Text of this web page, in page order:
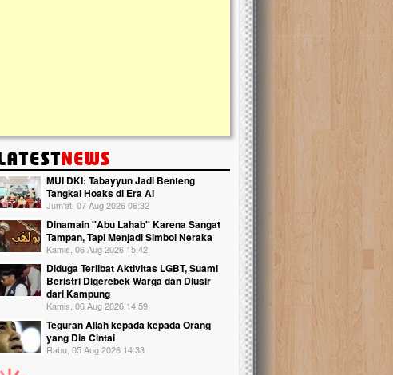
MUI DKI: Tabayyun Jadi Benteng
Tangkal Hoaks di Era AI
Jum'at, 07 Aug 2026 06:32
Dinamain ''Abu Lahab'' Karena Sangat
Tampan, Tapi Menjadi Simbol Neraka
Kamis, 06 Aug 2026 15:42
Diduga Terlibat Aktivitas LGBT, Suami
Beristri Digerebek Warga dan Diusir
dari Kampung
Kamis, 06 Aug 2026 14:59
Teguran Allah kepada kepada Orang
yang Dia Cintai
Rabu, 05 Aug 2026 14:33